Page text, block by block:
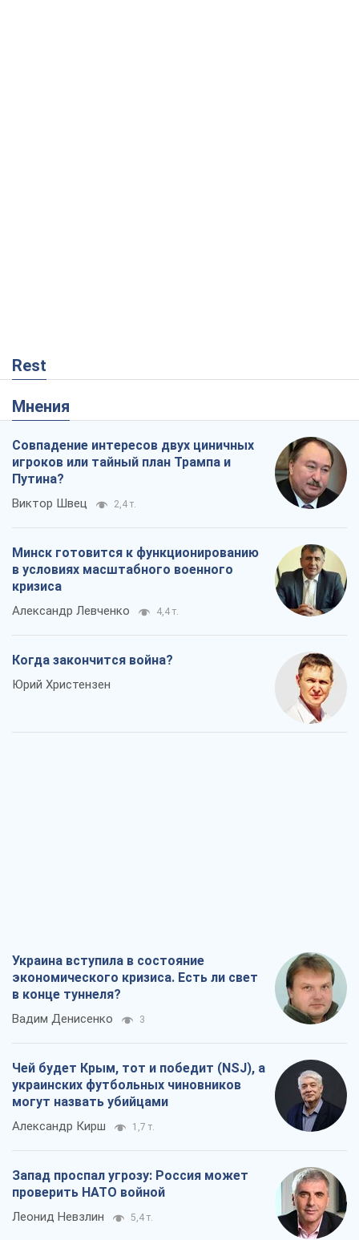
Rest
Мнения
Совпадение интересов двух циничных
игроков или тайный план Трампа и
Путина?
Виктор Швец 2,4 т.
Минск готовится к функционированию
в условиях масштабного военного
кризиса
Александр Левченко 4,4 т.
Когда закончится война?
Юрий Христензен
Украина вступила в состояние
экономического кризиса. Есть ли свет
в конце туннеля?
Вадим Денисенко 3
Чей будет Крым, тот и победит (NSJ), а
украинских футбольных чиновников
могут назвать убийцами
Александр Кирш 1,7 т.
Запад проспал угрозу: Россия может
проверить НАТО войной
Леонид Невзлин 5,4 т.